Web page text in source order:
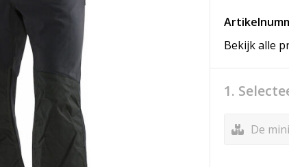
Bekijk alle
1.
De